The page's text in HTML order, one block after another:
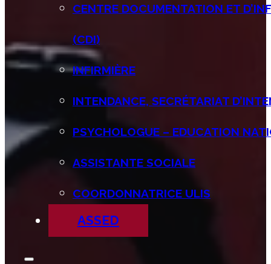
CENTRE DOCUMENTATION ET
(CDI)
INFIRMIÈRE
INTENDANCE, SECRÉTARIAT
PSYCHOLOGUE – EDUCATION
ASSISTANTE SOCIALE
COORDONNATRICE ULIS
ASSED